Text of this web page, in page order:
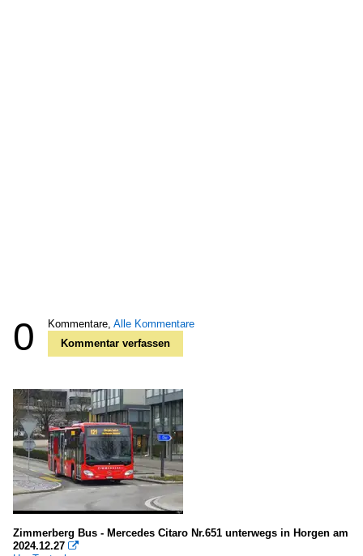
0 Kommentare, Alle Kommentare
Kommentar verfassen
Zimmerberg Bus - Mercedes Citaro Nr.651 unterwegs in Horgen am
2024.12.27 